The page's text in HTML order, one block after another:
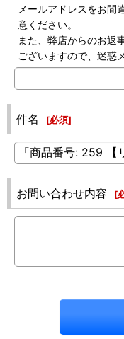
メールアドレスをお間
意ください。
また、弊店からのお返
ございますので、迷惑
件名 [必須]
お問い合わせ内容 [